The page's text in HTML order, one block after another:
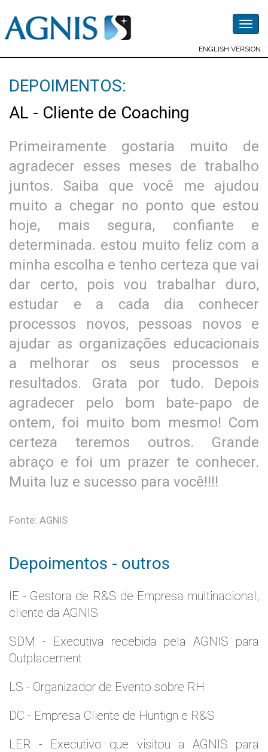
ENGLISH VERSION
DEPOIMENTOS:
AL - Cliente de Coaching
Primeiramente gostaria muito de
agradecer esses meses de trabalho
juntos. Saiba que você me ajudou
muito a chegar no ponto que estou
hoje, mais segura, confiante e
determinada. estou muito feliz com a
minha escolha e tenho certeza que vai
dar certo, pois vou trabalhar duro,
estudar e a cada dia conhecer
processos novos, pessoas novos e
ajudar as organizações educacionais
a melhorar os seus processos e
resultados. Grata por tudo. Depois
agradecer pelo bom bate-papo de
ontem, foi muito bom mesmo! Com
certeza teremos outros. Grande
abraço e foi um prazer te conhecer.
Muita luz e sucesso para você!!!!
Fonte: AGNIS
Depoimentos - outros
IE - Gestora de R&S de Empresa multinacional,
cliente da AGNIS
SDM - Executiva recebida pela AGNIS para
Outplacement
LS - Organizador de Evento sobre RH
DC - Empresa Cliente de Huntign e R&S
LER - Executivo que visitou a AGNIS para